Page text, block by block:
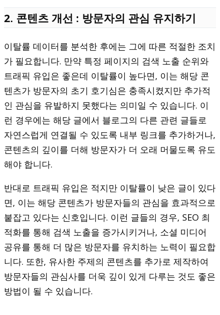
2. 콘텐츠 개선 : 방문자의 관심 유지하기
이탈률 데이터를 분석한 후에는 그에 따른 적절한 조치
가 필요합니다. 만약 특정 페이지의 검색 노출 순위와
트래픽 유입은 좋은데 이탈률이 높다면, 이는 해당 콘
텐츠가 방문자의 초기 호기심은 충족시켰지만 추가적
인 관심을 유발하지 못했다는 의미일 수 있습니다. 이
런 경우에는 해당 글에서 블로그의 다른 관련 글들로
자연스럽게 연결될 수 있도록 내부 링크를 추가하거나,
콘텐츠의 깊이를 더해 방문자가 더 오래 머물도록 유도
해야 합니다.
반대로 트래픽 유입은 적지만 이탈률이 낮은 글이 있다
면, 이는 해당 콘텐츠가 방문자들의 관심을 효과적으로
붙잡고 있다는 신호입니다. 이런 글들의 경우, SEO 최
적화를 통해 검색 노출을 증가시키거나, 소셜 미디어
공유를 통해 더 많은 방문자를 유치하는 노력이 필요합
니다. 또한, 유사한 주제의 콘텐츠를 추가로 제작하여
방문자들의 관심사를 더욱 깊이 있게 다루는 것도 좋은
방법이 될 수 있습니다.